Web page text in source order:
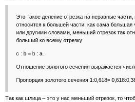
Это такое деление отрезка на неравные части,
относится к большей части, как сама большая
или другими словами, меньший отрезок так
больший ко всему отрезку
с : b = b : а.
Отношение золотого сечения выражается
Пропорция золотого сечения 1:0,618=
Так как шлица – это у нас меньший отрезок, то